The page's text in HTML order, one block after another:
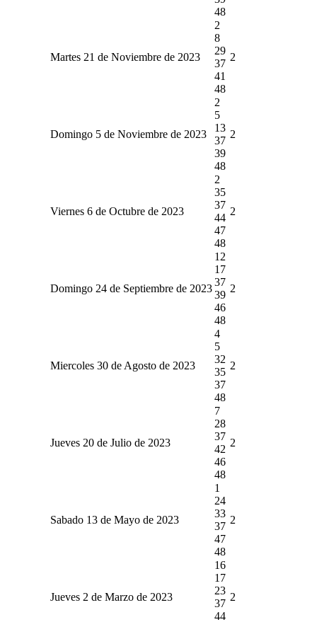
48
Martes 21 de Noviembre de 2023
2
8
29
37
41
48
2
Domingo 5 de Noviembre de 2023
2
5
13
37
39
48
2
Viernes 6 de Octubre de 2023
2
35
37
44
47
48
2
Domingo 24 de Septiembre de 2023
12
17
37
39
46
48
2
Miercoles 30 de Agosto de 2023
4
5
32
35
37
48
2
Jueves 20 de Julio de 2023
7
28
37
42
46
48
2
Sabado 13 de Mayo de 2023
1
24
33
37
47
48
2
Jueves 2 de Marzo de 2023
16
17
23
37
44
2